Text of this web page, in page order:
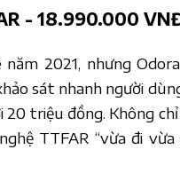
- 18.990.000
2021, nhưng
sát nhanh người
20 triệu đồng. Không
TTFAR “vừa đi